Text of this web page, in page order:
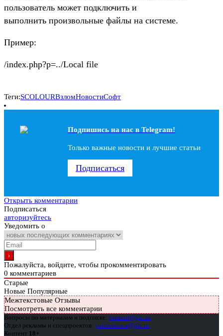
пользователь может подключить и
выполнить произвольные файлы на системе.
Пример:
/index.php?p=../Local file
Теги:SCOLOURВзломНовостиСофт
Подпишись на наc в Telegram!
Только важные новости и лучшие статьи
Подписаться
Открыть комментарии
Подписаться
авторизуйтесь
Уведомить о
Пожалуйста, войдите, чтобы прокомментировать
0 комментариев
Старые
Новые Популярные
Межтекстовые Отзывы
Посмотреть все комментарии
Вопросы по материалам и подписке: support@glc.ru
Отдел рекламы и спецпроектов: yakovleva.a@glc.ru
Контент 18+